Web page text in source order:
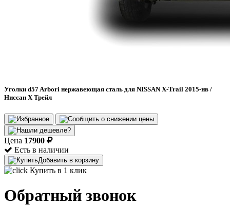
Уголки d57 Arbori нержавеющая сталь для NISSAN X-Trail 2015-нв /
Ниссан Х Трейл
Цена 17900
Есть в наличии
Добавить в корзину
Купить в 1 клик
Обратный звонок